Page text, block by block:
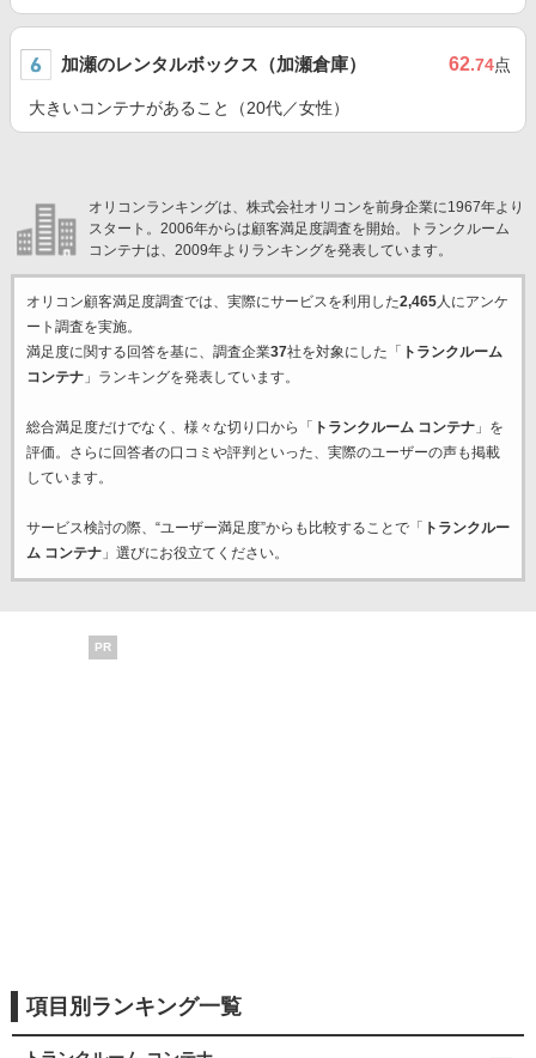
加瀬のレンタルボックス（加瀬倉庫） 62.74点
大きいコンテナがあること（20代／女性）
オリコンランキングは、株式会社オリコンを前身企業に1967年より
スタート。2006年からは顧客満足度調査を開始。トランクルーム
コンテナは、2009年よりランキングを発表しています。
オリコン顧客満足度調査では、実際にサービスを利用した2,465人にアンケ
ート調査を実施。
満足度に関する回答を基に、調査企業37社を対象にした「
トランクルーム
コンテナ」ランキングを発表しています。
総合満足度だけでなく、様々な切り口から「 トランクルーム コンテナ」を
評価。さらに回答者の口コミや評判といった、実際のユーザーの声も掲載
しています。
サービス検討の際、“ユーザー満足度”からも比較することで「
トランクルー
ム コンテナ」選びにお役立てください。
PR
項目別ランキング一覧